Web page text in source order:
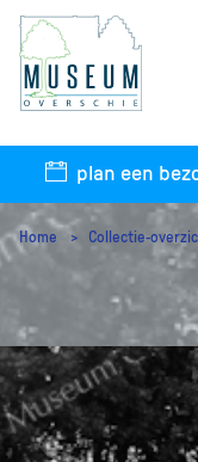
plan een
Home Collectie-